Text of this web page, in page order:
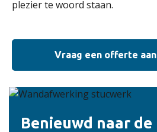
plezier te woord staan.
Vraag een offerte aan
Benieuwd naar de